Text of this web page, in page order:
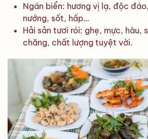
Ngán biển: hương vị lạ, độc
nướng, sốt, hấp…
Hải sản tươi rói: ghẹ, mực, hàu,
chăng, chất lượng tuyệt vời.